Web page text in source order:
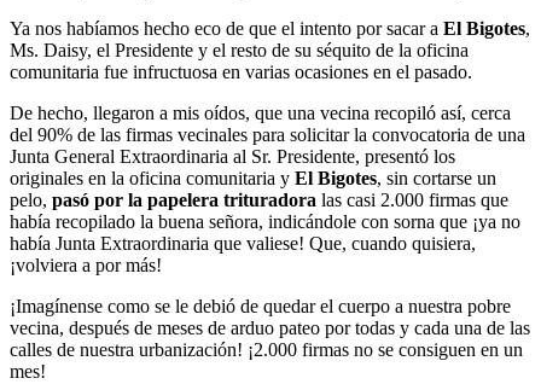
Ya nos habíamos hecho eco de que el intento por sacar a El Bigotes,
Ms. Daisy, el Presidente y el resto de su séquito de la oficina
comunitaria fue infructuosa en varias ocasiones en el pasado.
De hecho, llegaron a mis oídos, que una vecina recopiló así, cerca
del 90% de las firmas vecinales para solicitar la convocatoria de una
Junta General Extraordinaria al Sr. Presidente, presentó los
originales en la oficina comunitaria y El Bigotes, sin cortarse un
pelo, pasó por la papelera trituradora las casi 2.000 firmas que
había recopilado la buena señora, indicándole con sorna que ¡ya no
había Junta Extraordinaria que valiese! Que, cuando quisiera,
¡volviera a por más!
¡Imagínense como se le debió de quedar el cuerpo a nuestra pobre
vecina, después de meses de arduo pateo por todas y cada una de las
calles de nuestra urbanización! ¡2.000 firmas no se consiguen en un
mes!